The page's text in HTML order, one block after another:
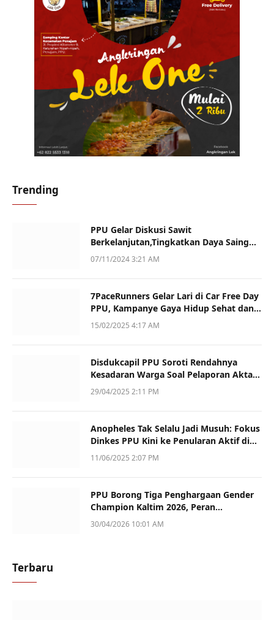
Trending
PPU Gelar Diskusi Sawit
Berkelanjutan,Tingkatkan Daya Saing
dan Kualitas
07/11/2024 3:21 AM
7PaceRunners Gelar Lari di Car Free Day
PPU, Kampanye Gaya Hidup Sehat dan
Dukung UMKM
15/02/2025 4:17 AM
Disdukcapil PPU Soroti Rendahnya
Kesadaran Warga Soal Pelaporan Akta
Kematian
29/04/2025 2:11 PM
Anopheles Tak Selalu Jadi Musuh: Fokus
Dinkes PPU Kini ke Penularan Aktif di
Sotek
11/06/2025 2:07 PM
PPU Borong Tiga Penghargaan Gender
Champion Kaltim 2026, Peran
Perempuan Jadi Sorotan
30/04/2026 10:01 AM
Terbaru